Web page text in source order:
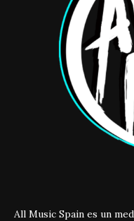
All Music Spain es un